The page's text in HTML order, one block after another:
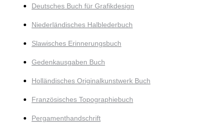
Deutsches Buch für Grafikdesign
Niederländisches Halblederbuch
Slawisches Erinnerungsbuch
Gedenkausgaben Buch
Holländisches Originalkunstwerk Buch
Französisches Topographiebuch
Pergamenthandschrift